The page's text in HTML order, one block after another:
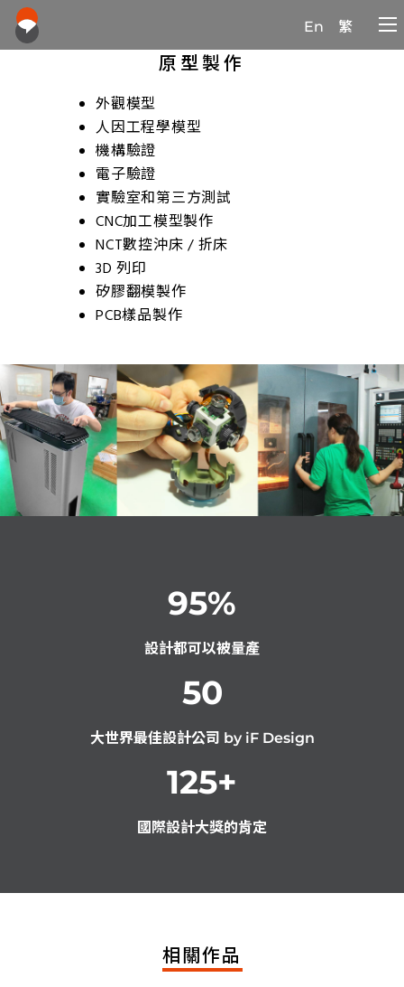
En 繁
原型製作
外觀模型
人因工程學模型
機構驗證
電子驗證
實驗室和第三方測試
CNC加工模型製作
NCT數控沖床 / 折床
3D 列印
矽膠翻模製作
PCB樣品製作
95%
設計都可以被量產
50
大世界最佳設計公司 by iF Design
125+
國際設計大獎的肯定
相關作品